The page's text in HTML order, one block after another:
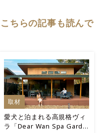
ちらの記事も読んで
取材
愛犬と泊まれる高規格ヴィ
ラ「Dear Wan Spa Garde